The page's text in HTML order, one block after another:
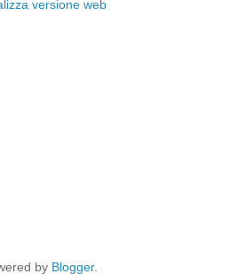
versione web
by Blogger.